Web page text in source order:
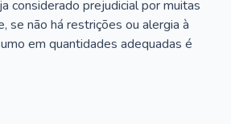
considerado prejudicial por muitas
se não há restrições ou alergia à
em quantidades adequadas é